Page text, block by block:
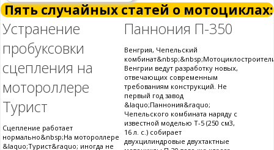
Пять случайных статей о мотоциклах:
Устранение
пробуксовки
сцепления на
мотороллере
Турист
Сцепление работает
нормально&nbsp;На мотороллере
&laquo;Турист&raquo; иногда не
Паннония П-350
Венгрия, Чепельский
Венгрии ведут разработку новых,
отвечающих современным
требованиям конструкций. Не
первый год завод
&laquo;Паннония&raquo;
Чепельского комбината наряду с
известной моделью Т-5 (250 см3,
16 л. с.) собирает
двухцилиндровые двухтактные